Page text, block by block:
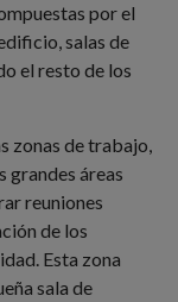
por el
salas de
el resto de los
zonas de trabajo,
grandes áreas
reuniones
de los
Esta zona
sala de